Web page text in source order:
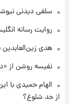
سلفی دیدنی نیوشا
روایت رسانه
هدی زین‌العابدین
نفیسه روشن از
الهام حمیدی با
از حد شلوغ؟